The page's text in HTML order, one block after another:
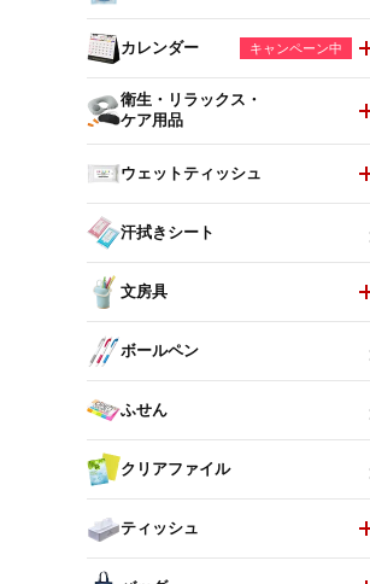
カレンダー キャンペーン中
衛生・リラックス・
ケア用品
ウェットティッシュ
汗拭きシート
文房具
ボールペン
ふせん
クリアファイル
ティッシュ